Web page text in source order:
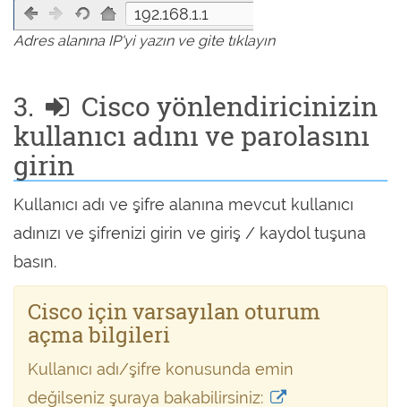
192.168.1.1
Adres alanına IP'yi yazın ve gite tıklayın
3.
Cisco yönlendiricinizin
kullanıcı adını ve parolasını
girin
Kullanıcı adı ve şifre alanına mevcut kullanıcı
adınızı ve şifrenizi girin ve giriş / kaydol tuşuna
basın.
Cisco için varsayılan oturum
açma bilgileri
Kullanıcı adı/şifre konusunda emin
değilseniz şuraya bakabilirsiniz: